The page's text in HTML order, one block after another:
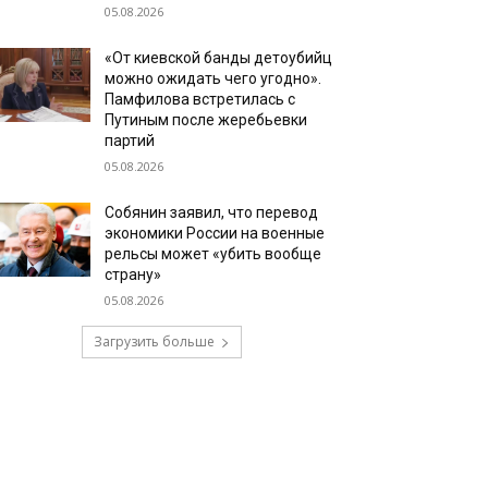
05.08.2026
«От киевской банды детоубийц
можно ожидать чего угодно».
Памфилова встретилась с
Путиным после жеребьевки
партий
05.08.2026
Собянин заявил, что перевод
экономики России на военные
рельсы может «убить вообще
страну»
05.08.2026
Загрузить больше